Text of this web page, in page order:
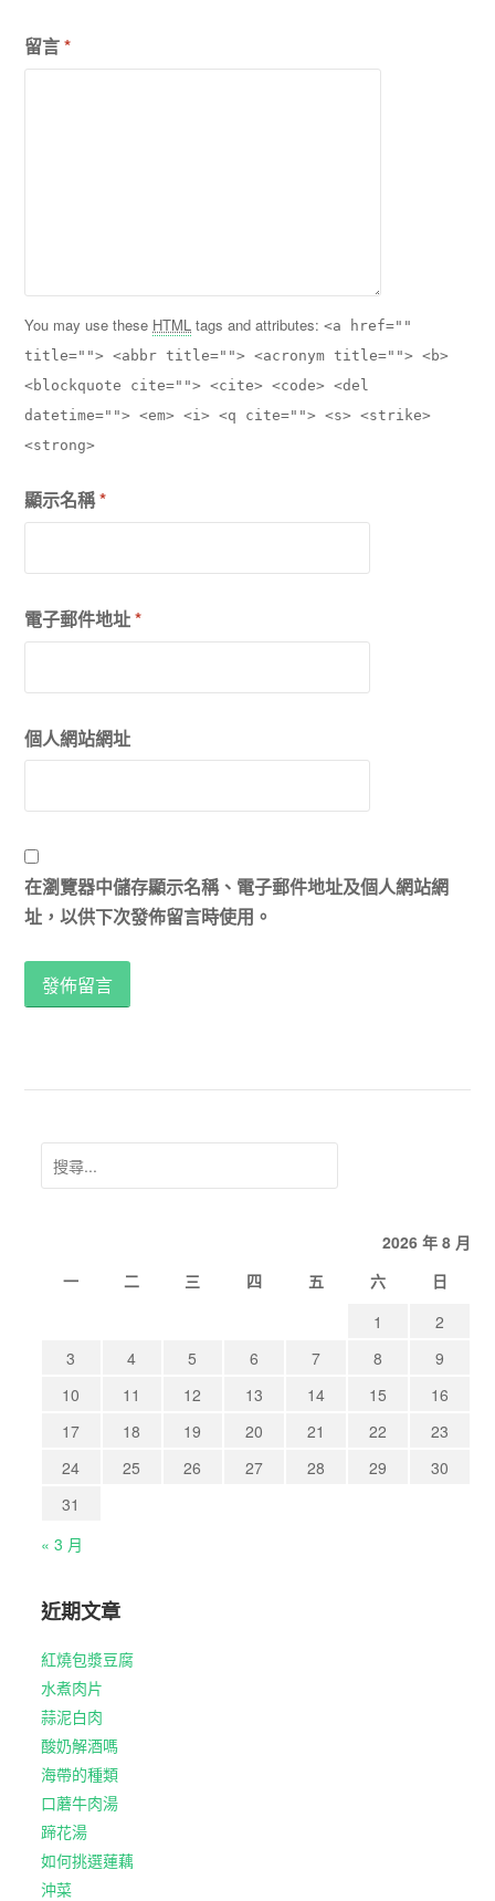
留言*
You may use these HTML tags and attributes:<a href=""
title=""> <abbr title=""> <acronym title=""> <b>
<blockquote cite=""> <cite> <code> <del
datetime=""> <em> <i> <q cite=""> <s> <strike>
<strong>
顯示名稱*
電子郵件地址*
個人網站網址
在瀏覽器中儲存顯示名稱、電子郵件地址及個人網站網
址，以供下次發佈留言時使用。
尋
2026 年 8 月
一
二 三 四 五 六
日
1
2
3
4 5 6 7 8
9
10
11 12 13 14 15
16
17
18 19 20 21 22
23
24
25 26 27 28 29
30
31
« 3 月
近期文章
紅燒包漿豆腐
水煮肉片
蒜泥白肉
酸奶解酒嗎
海帶的種類
口蘑牛肉湯
蹄花湯
如何挑選蓮藕
沖菜